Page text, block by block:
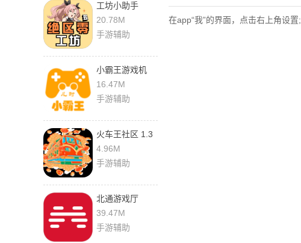
工坊小助手
1.7.0 安卓版
20.78M
手游辅助
小霸王游戏机
2.1.5 手机版
16.47M
手游辅助
火车王社区 1.3
安卓版
4.96M
手游辅助
北通游戏厅
6.7.4 最新版
39.47M
手游辅助
在app“我”的界面，点击右上角设置;